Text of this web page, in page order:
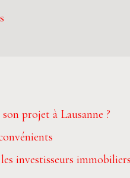
projet à Lausanne ?
investisseurs immobiliers